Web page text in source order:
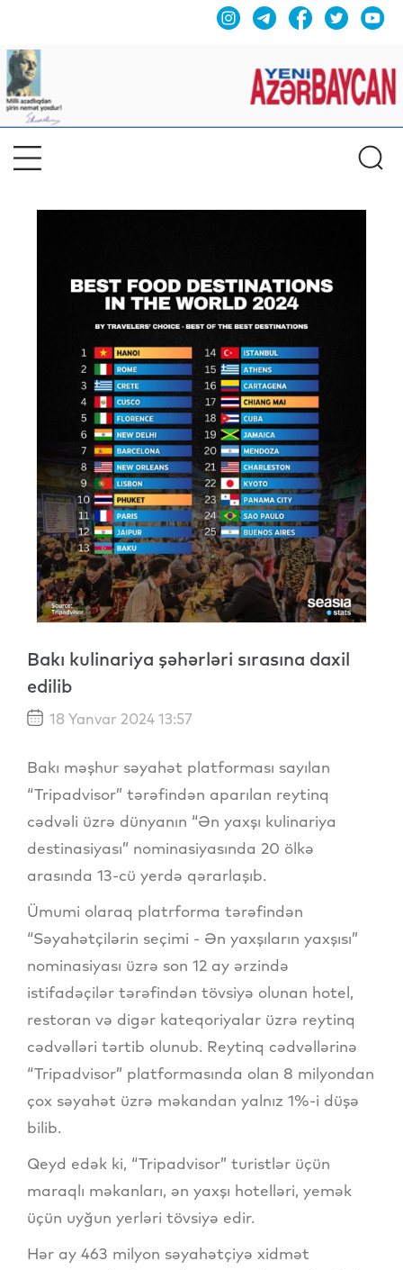
Bakı kulinariya şəhərləri sırasına daxil
edilib
18 Yanvar 2024 13:57
Bakı məşhur səyahət platforması sayılan
“Tripadvisor” tərəfindən aparılan reytinq
cədvəli üzrə dünyanın “Ən yaxşı kulinariya
destinasiyası” nominasiyasında 20 ölkə
arasında 13-cü yerdə qərarlaşıb.
Ümumi olaraq platrforma tərəfindən
“Səyahətçilərin seçimi - Ən yaxşıların yaxşısı”
nominasiyası üzrə son 12 ay ərzində
istifadəçilər tərəfindən tövsiyə olunan hotel,
restoran və digər kateqoriyalar üzrə reytinq
cədvəlləri tərtib olunub. Reytinq cədvəllərinə
“Tripadvisor” platformasında olan 8 milyondan
çox səyahət üzrə məkandan yalnız 1%-i düşə
bilib.
Qeyd edək ki, “Tripadvisor” turistlər üçün
maraqlı məkanları, ən yaxşı hotelləri, yemək
üçün uyğun yerləri tövsiyə edir.
Hər ay 463 milyon səyahətçiyə xidmət